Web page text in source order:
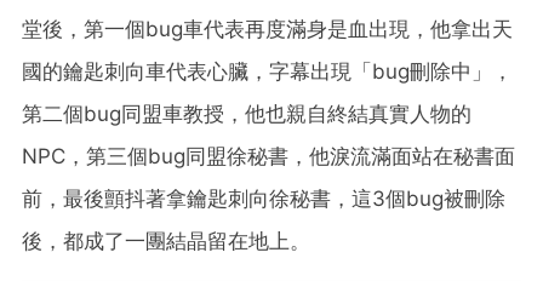
堂後，第一個bug車代表再度滿身是血出現，他拿出天
國的鑰匙刺向車代表心臟，字幕出現「bug刪除中」，
第二個bug同盟車教授，他也親自終結真實人物的
NPC，第三個bug同盟徐秘書，他淚流滿面站在秘書面
前，最後顫抖著拿鑰匙刺向徐秘書，這3個bug被刪除
後，都成了一團結晶留在地上。